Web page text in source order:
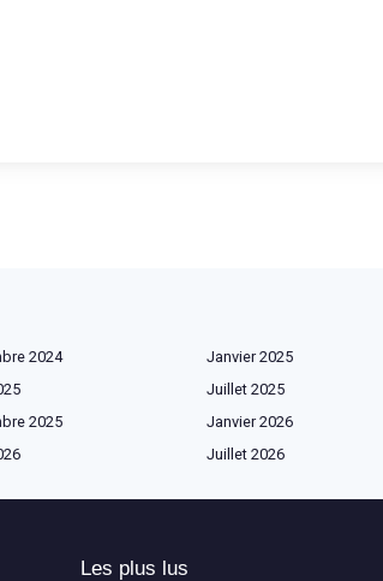
2024 Janvier 2025
Juillet 2025
2025 Janvier 2026
Juillet 2026
Les plus lus